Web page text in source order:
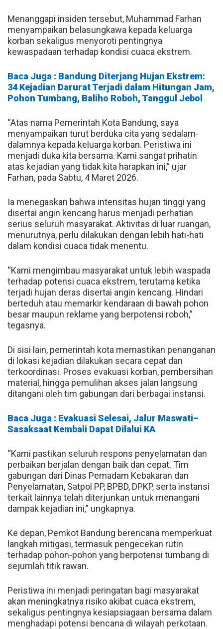
Menanggapi insiden tersebut, Muhammad Farhan
menyampaikan belasungkawa kepada keluarga
korban sekaligus menyoroti pentingnya
kewaspadaan terhadap kondisi cuaca ekstrem.
Baca Juga : Bandung Diterjang Hujan Ekstrem:
34 Kejadian Darurat Terjadi dalam Hitungan Jam,
Pohon Tumbang, Baliho Roboh, Tanggul Jebol
“Atas nama Pemerintah Kota Bandung, saya
menyampaikan turut berduka cita yang sedalam-
dalamnya kepada keluarga korban. Peristiwa ini
menjadi duka kita bersama. Kami sangat prihatin
atas kejadian yang tidak kita harapkan ini,” ujar
Farhan, pada Sabtu, 4 Maret 2026.
Ia menegaskan bahwa intensitas hujan tinggi yang
disertai angin kencang harus menjadi perhatian
serius seluruh masyarakat. Aktivitas di luar ruangan,
menurutnya, perlu dilakukan dengan lebih hati-hati
dalam kondisi cuaca tidak menentu.
“Kami mengimbau masyarakat untuk lebih waspada
terhadap potensi cuaca ekstrem, terutama ketika
terjadi hujan deras disertai angin kencang. Hindari
berteduh atau memarkir kendaraan di bawah pohon
besar maupun reklame yang berpotensi roboh,”
tegasnya.
Di sisi lain, pemerintah kota memastikan penanganan
di lokasi kejadian dilakukan secara cepat dan
terkoordinasi. Proses evakuasi korban, pembersihan
material, hingga pemulihan akses jalan langsung
ditangani oleh tim gabungan dari berbagai instansi.
Baca Juga : Evakuasi Selesai, Jalur Maswati–
Sasaksaat Kembali Dapat Dilalui KA
“Kami pastikan seluruh respons penyelamatan dan
perbaikan berjalan dengan baik dan cepat. Tim
gabungan dari Dinas Pemadam Kebakaran dan
Penyelamatan, Satpol PP, BPBD, DPKP, serta instansi
terkait lainnya telah diterjunkan untuk menangani
dampak kejadian ini,” ungkapnya.
Ke depan, Pemkot Bandung berencana memperkuat
langkah mitigasi, termasuk pengecekan rutin
terhadap pohon-pohon yang berpotensi tumbang di
sejumlah titik rawan.
Peristiwa ini menjadi peringatan bagi masyarakat
akan meningkatnya risiko akibat cuaca ekstrem,
sekaligus pentingnya kesiapsiagaan bersama dalam
menghadapi potensi bencana di wilayah perkotaan.